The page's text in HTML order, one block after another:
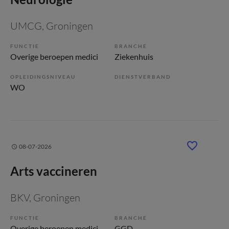
UMCG, Groningen
FUNCTIE
Overige beroepen medici
BRANCHE
Ziekenhuis
OPLEIDINGSNIVEAU
WO
DIENSTVERBAND
08-07-2026
Arts vaccineren
BKV, Groningen
FUNCTIE BRANCHE